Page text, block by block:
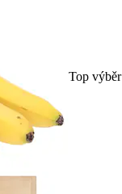
Top výběr